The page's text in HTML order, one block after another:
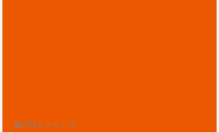
選択肢とチャンス